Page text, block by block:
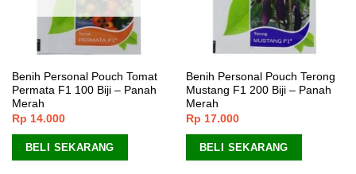
Benih Personal Pouch Tomat
Permata F1 100 Biji – Panah
Merah
Rp 14.000
BELI SEKARANG
Benih Personal Pouch Terong
Mustang F1 200 Biji – Panah
Merah
Rp 17.000
BELI SEKARANG